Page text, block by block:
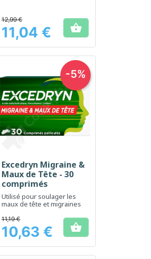
Prix
12,99 €
11,04 € 
Aperçu rapide
Excedryn Migraine &
Maux de Tête - 30
comprimés
Utilisé pour soulager les
maux de tête et migraines
Prix
11,19 €
10,63 € 
-5%